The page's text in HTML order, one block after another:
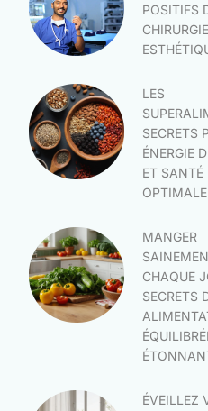
POSITIFS
CHIRURGIE
LES
SECRETS
ÉNERGIE
ET SANTÉ
OPTIMALE
MANGER
CHAQUE
SECRETS
ÉVEILLEZ